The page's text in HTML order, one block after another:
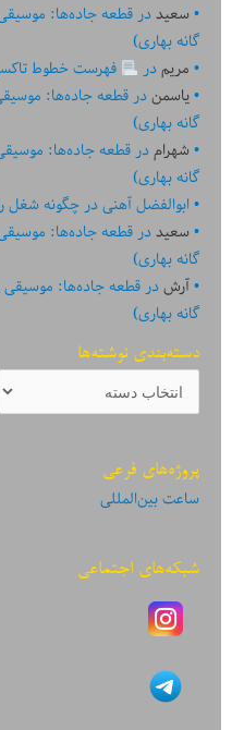
سعیددر
گانه بهاری)
مریمدر فهرست خطوط تاکسی
یاسمندر
گانه بهاری)
شهرامدر
گانه بهاری)
ابوالفضل آهنیدرچگونه شغل
سعیددر
گانه بهاری)
آرشدر
گانه بهاری)
دسته‌بندی نوشته‌ها
دسته‌بندی
نوشته‌ها
پروژه‌های فرعی
ساعت بین‌المللی
شبکه‌های اجتماعی